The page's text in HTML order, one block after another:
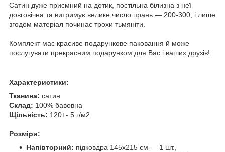
Сатин дуже приємний на дотик, постільна білизна з неї
довговічна та витримує велике число прань — 200-300, і лише
згодом матеріал починає трохи тьмяніти.
Комплект має красиве подарункове паковання й може
послугувати прекрасним подарунком для Вас і ваших друзів!
Характеристики:
Тканина: сатин
Склад: 100% бавовна
Щільність: 120+- 5 г/м2
Розміри:
Напівторний: підковдра 145х215 см — 1 шт.,